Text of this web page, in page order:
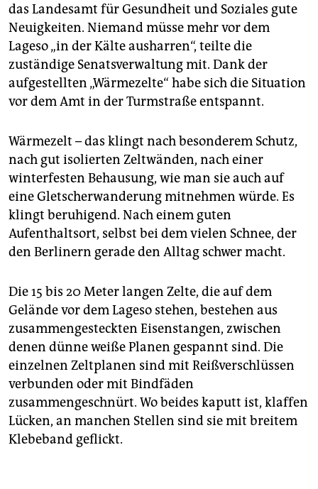
genossenschaft
epaper login
das Landesamt für Gesundheit und Soziales gute
Neuigkeiten. Niemand müsse mehr vor dem
Lageso „in der Kälte ausharren“, teilte die
zuständige Senatsverwaltung mit. Dank der
aufgestellten „Wärmezelte“ habe sich die Situation
vor dem Amt in der Turmstraße entspannt.
Wärmezelt – das klingt nach besonderem Schutz,
nach gut isolierten Zeltwänden, nach einer
winterfesten Behausung, wie man sie auch auf
eine Gletscherwanderung mitnehmen würde. Es
klingt beruhigend. Nach einem guten
Aufenthaltsort, selbst bei dem vielen Schnee, der
den Berlinern gerade den Alltag schwer macht.
Die 15 bis 20 Meter langen Zelte, die auf dem
Gelände vor dem Lageso stehen, bestehen aus
zusammengesteckten Eisenstangen, zwischen
denen dünne weiße Planen gespannt sind. Die
einzelnen Zeltplanen sind mit Reißverschlüssen
verbunden oder mit Bindfäden
zusammengeschnürt. Wo beides kaputt ist, klaffen
Lücken, an manchen Stellen sind sie mit breitem
Klebeband geflickt.